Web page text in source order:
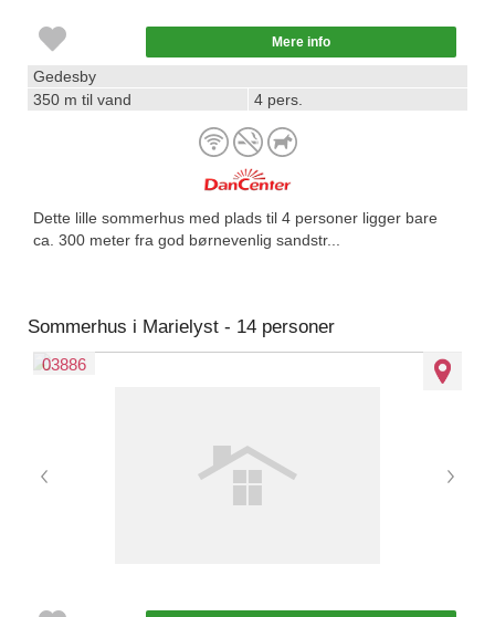
Mere info
Gedesby
350 m til vand
4 pers.
Dette lille sommerhus med plads til 4 personer ligger bare
ca. 300 meter fra god børnevenlig sandstr...
Sommerhus i Marielyst - 14 personer
03886